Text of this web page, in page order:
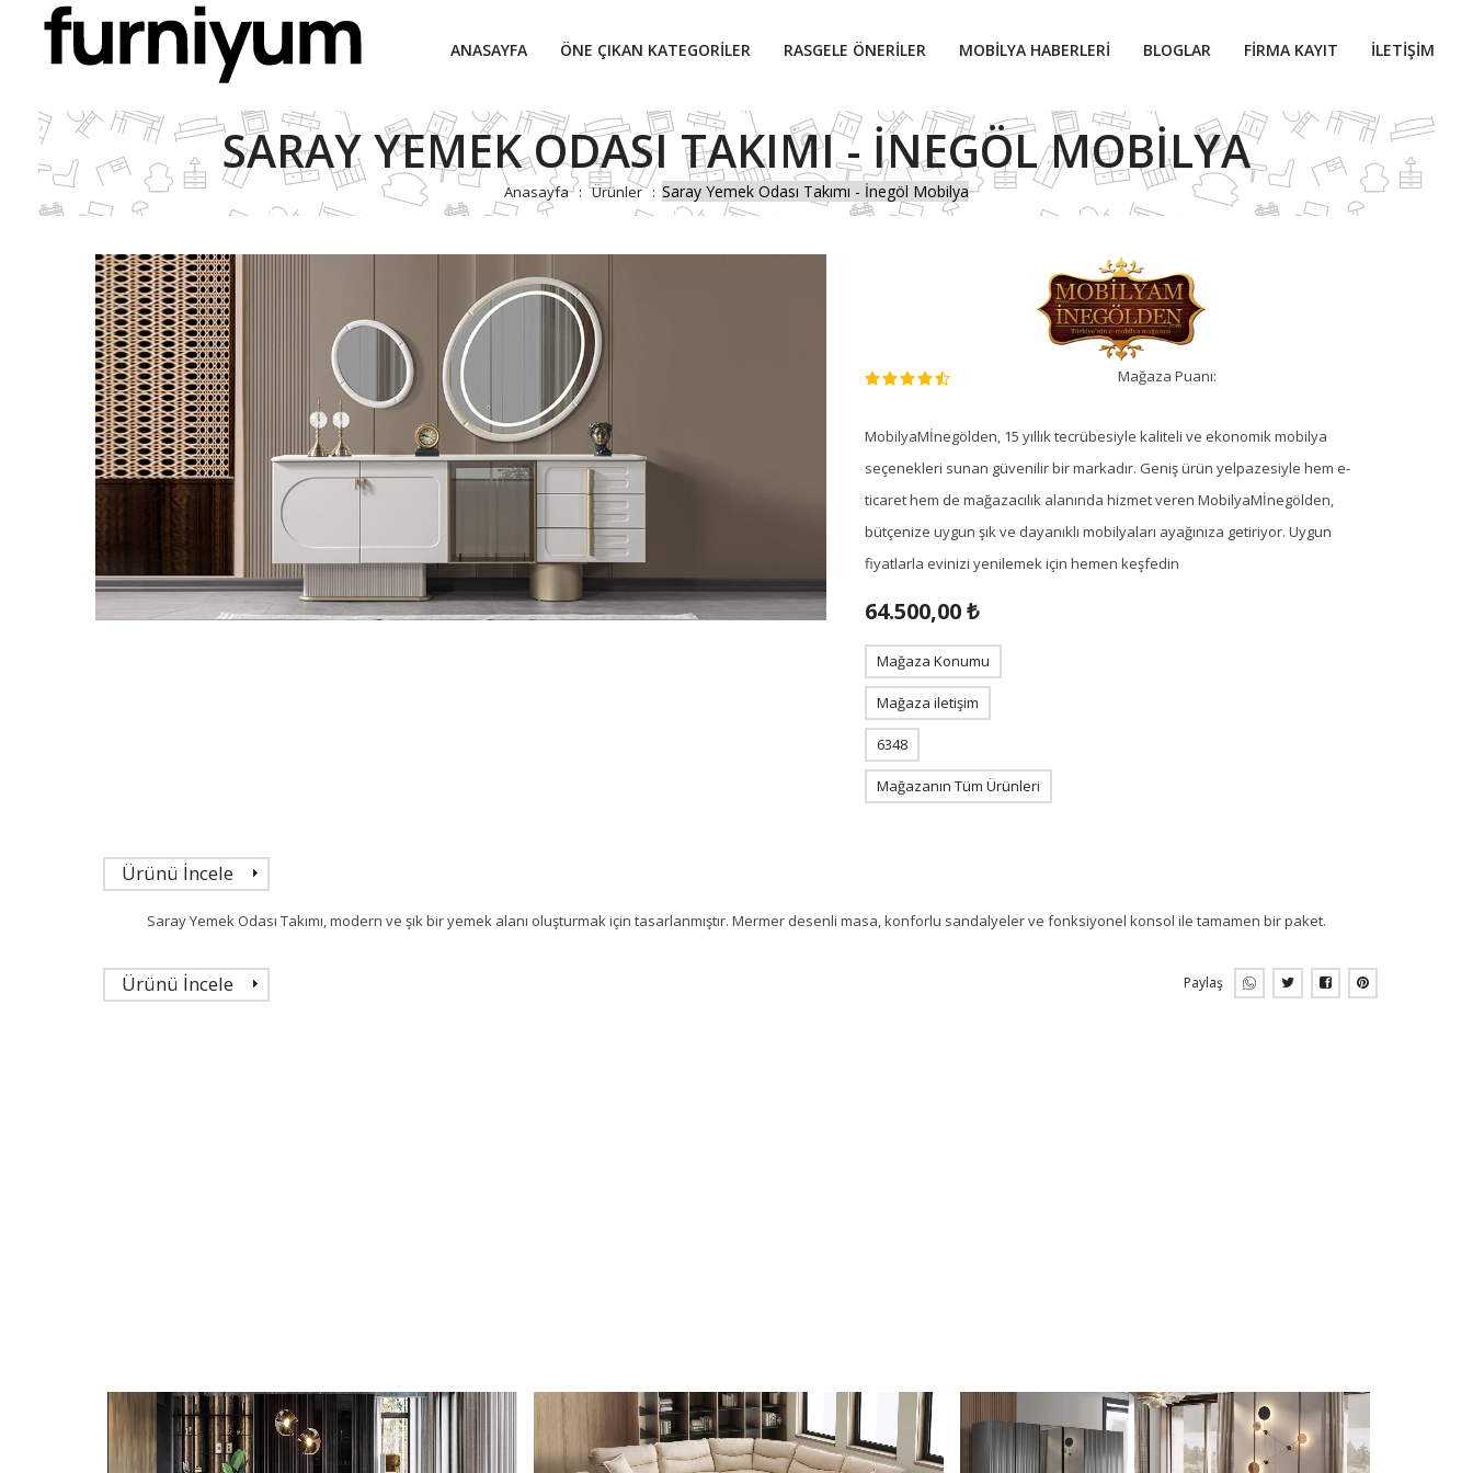
ANASAYFA ÖNE ÇIKAN KATEGORILER RASGELE ÖNERILER MOBILYA HABERLERI BLOGLAR FIRMA KAYIT İLETIŞIM
SARAY YEMEK ODASI TAKIMI - İNEGÖL MOBILYA
Anasayfa Ürünler Saray Yemek Odası Takımı - İnegöl Mobilya
Mağaza Puanı:
MobilyaMİnegölden, 15 yıllık tecrübesiyle kaliteli ve ekonomik mobilya
seçenekleri sunan güvenilir bir markadır. Geniş ürün yelpazesiyle hem e-
ticaret hem de mağazacılık alanında hizmet veren MobilyaMİnegölden,
bütçenize uygun şık ve dayanıklı mobilyaları ayağınıza getiriyor. Uygun
fiyatlarla evinizi yenilemek için hemen keşfedin
64.500,00 ₺
Mağaza Konumu
Mağaza iletişim
6348
Mağazanın Tüm Ürünleri
Ürünü İncele
Saray Yemek Odası Takımı, modern ve şık bir yemek alanı oluşturmak için tasarlanmıştır. Mermer desenli masa, konforlu sandalyeler ve fonksiyonel konsol ile tamamen bir paket.
Ürünü İncele Paylaş